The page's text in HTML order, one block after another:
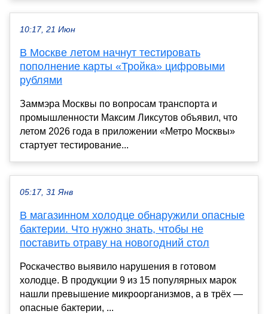
10:17, 21 Июн
В Москве летом начнут тестировать
пополнение карты «Тройка» цифровыми
рублями
Заммэра Москвы по вопросам транспорта и
промышленности Максим Ликсутов объявил, что
летом 2026 года в приложении «Метро Москвы»
стартует тестирование...
05:17, 31 Янв
В магазинном холодце обнаружили опасные
бактерии. Что нужно знать, чтобы не
поставить отраву на новогодний стол
Роскачество выявило нарушения в готовом
холодце. В продукции 9 из 15 популярных марок
нашли превышение микроорганизмов, а в трёх —
опасные бактерии, ...